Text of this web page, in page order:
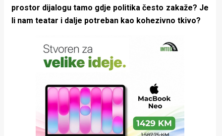
prostor dijalogu tamo gdje politika često zakaže? Je
li nam teatar i dalje potreban kao kohezivno tkivo?